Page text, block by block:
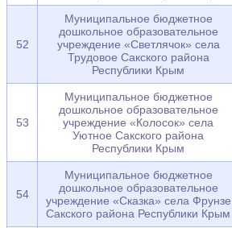
52
Муниципальное бюджетное
дошкольное образовательное
учреждение «Светлячок» села
Трудовое Сакского района
Республики Крым
53
Муниципальное бюджетное
дошкольное образовательное
учреждение «Колосок» села
Уютное Сакского района
Республики Крым
54
Муниципальное бюджетное
дошкольное образовательное
учреждение «Сказка» села Фрунзе
Сакского района Республики Крым